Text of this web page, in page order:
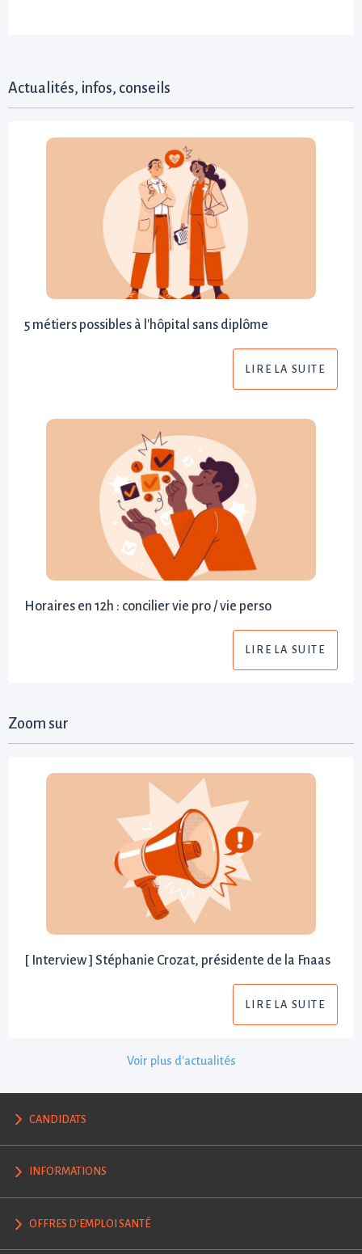
Actualités, infos, conseils
5 métiers possibles à l'hôpital sans diplôme
LIRE LA SUITE
Horaires en 12h : concilier vie pro / vie perso
LIRE LA SUITE
Zoom sur
[ Interview ] Stéphanie Crozat, présidente de la Fnaas
LIRE LA SUITE
Voir plus d'actualités
CANDIDATS
INFORMATIONS
OFFRES D'EMPLOI SANTÉ